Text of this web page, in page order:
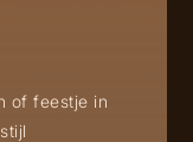
of feestje in